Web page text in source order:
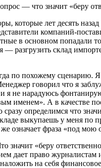
— что значит «беру
которые лет десять
компаний-
в основном попадали
— разгрузить склад
по похожему сценарию.
говорил что я
я не нарадуюсь
именем». А в качестве
сразу определимся что
выкупаешь у меня
означает фраза «под мою
«беру
дает право журналистам
на себя